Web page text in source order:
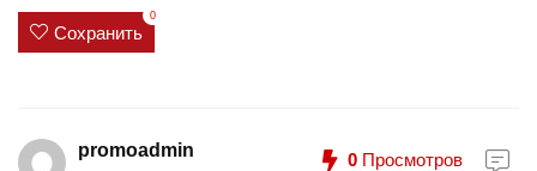
Сохранить
0
promoadmin 0 Просмотров